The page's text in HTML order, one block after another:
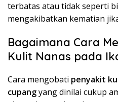
terbatas atau tidak seperti
mengakibatkan kematian
Bagaimana Cara
Kulit Nanas pada
Cara mengobati penyakit
cupangyang dinilai cukup